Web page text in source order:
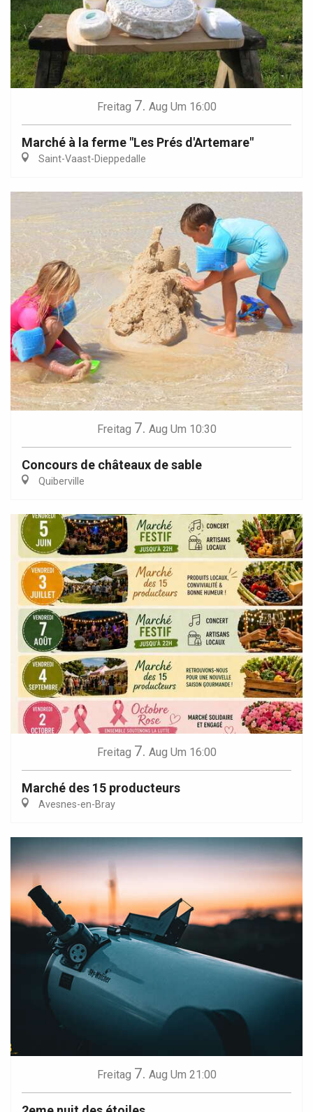
Freitag 7. Aug Um 16:00
Marché à la ferme "Les Prés d'Artemare"
Saint-Vaast-Dieppedalle
Freitag 7. Aug Um 10:30
Concours de châteaux de sable
Quiberville
Freitag 7. Aug Um 16:00
Marché des 15 producteurs
Avesnes-en-Bray
Freitag 7. Aug Um 21:00